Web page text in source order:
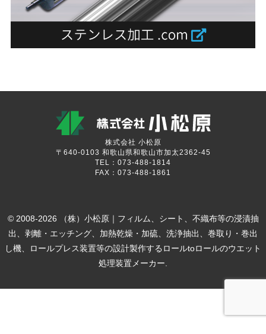
株式会社 小松原
〒640-0103 和歌山県和歌山市加太2362-45
TEL：073-488-1814
FAX：073-488-1861
© 2008-2026 （株）小松原｜フィルム、シート、不織布等の浸漬抽
出、剥離・エッチング、加熱乾燥・加硫、洗浄抽出、巻取り・巻出
し機、ロールプレス装置等の設計製作するロールtoロールのウエット
処理装置メーカー.